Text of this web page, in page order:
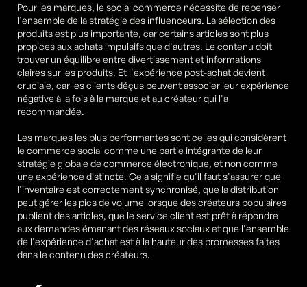
Pour les marques, le social commerce nécessite de repenser
l'ensemble de la stratégie des influenceurs. La sélection des
produits est plus importante, car certains articles sont plus
propices aux achats impulsifs que d'autres. Le contenu doit
trouver un équilibre entre divertissement et informations
claires sur les produits. Et l'expérience post-achat devient
cruciale, car les clients déçus peuvent associer leur expérience
négative à la fois à la marque et au créateur qui l'a
recommandée.
Les marques les plus performantes sont celles qui considèrent
le commerce social comme une partie intégrante de leur
stratégie globale de commerce électronique, et non comme
une expérience distincte. Cela signifie qu'il faut s'assurer que
l'inventaire est correctement synchronisé, que la distribution
peut gérer les pics de volume lorsque des créateurs populaires
publient des articles, que le service client est prêt à répondre
aux demandes émanant des réseaux sociaux et que l'ensemble
de l'expérience d'achat est à la hauteur des promesses faites
dans le contenu des créateurs.